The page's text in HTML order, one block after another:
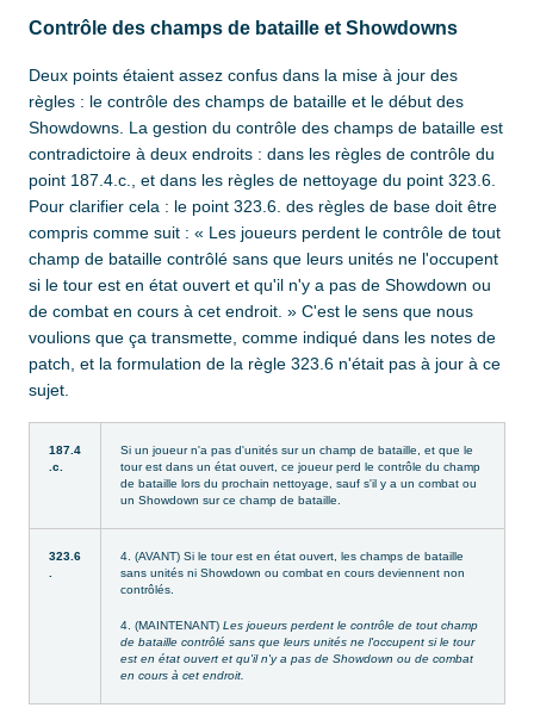
Contrôle des champs de bataille et Showdowns
Deux points étaient assez confus dans la mise à jour des
règles : le contrôle des champs de bataille et le début des
Showdowns. La gestion du contrôle des champs de bataille est
contradictoire à deux endroits : dans les règles de contrôle du
point 187.4.c., et dans les règles de nettoyage du point 323.6.
Pour clarifier cela : le point 323.6. des règles de base doit être
compris comme suit : « Les joueurs perdent le contrôle de tout
champ de bataille contrôlé sans que leurs unités ne l'occupent
si le tour est en état ouvert et qu'il n'y a pas de Showdown ou
de combat en cours à cet endroit. » C'est le sens que nous
voulions que ça transmette, comme indiqué dans les notes de
patch, et la formulation de la règle 323.6 n'était pas à jour à ce
sujet.
187.4
.c.
Si un joueur n'a pas d'unités sur un champ de bataille, et que le
tour est dans un état ouvert, ce joueur perd le contrôle du champ
de bataille lors du prochain nettoyage, sauf s'il y a un combat ou
un Showdown sur ce champ de bataille.
323.6
4. (AVANT) Si le tour est en état ouvert, les champs de bataille
sans unités ni Showdown ou combat en cours deviennent non
contrôlés.
4. (MAINTENANT) Les joueurs perdent le contrôle de tout champ
de bataille contrôlé sans que leurs unités ne l'occupent si le tour
est en état ouvert et qu'il n'y a pas de Showdown ou de combat
en cours à cet endroit.